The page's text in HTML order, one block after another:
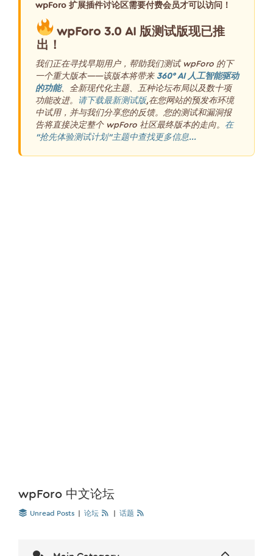
wpForo 扩展插件讨论区需要付费会员才可以访问！
wpForo 3.0 AI 版测试版现已推
出！
我们正在寻找早期用户，帮助我们测试 wpForo 的下
一个重大版本——该版本将带来 360° AI 人工智能驱动
的功能、全新现代化主题、五种论坛布局以及数十项
功能改进。 请下载最新测试版,在您网站的预发布环境
中试用，并与我们分享您的反馈。您的测试和漏洞报
告将直接决定整个 wpForo 社区最终版本的走向。 在
“抢先体验测试计划”主题中查找更多信息...
wpForo 中文论坛
Unread Posts 论坛 话题